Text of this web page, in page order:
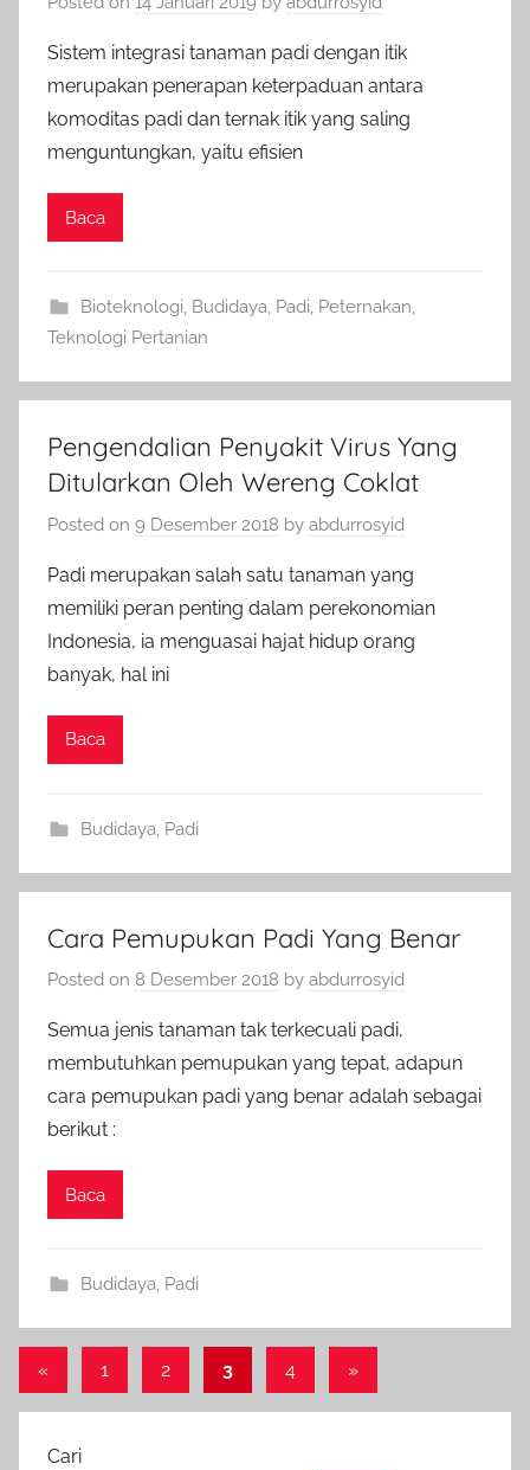
Sistem integrasi tanaman padi dengan itik
merupakan penerapan keterpaduan antara
komoditas padi dan ternak itik yang saling
menguntungkan, yaitu efisien
Baca
Bioteknologi, Budidaya, Padi, Peternakan,
Teknologi Pertanian
Pengendalian Penyakit Virus Yang
Ditularkan Oleh Wereng Coklat
Posted on 9 Desember 2018 by abdurrosyid
Padi merupakan salah satu tanaman yang
memiliki peran penting dalam perekonomian
Indonesia, ia menguasai hajat hidup orang
banyak, hal ini
Baca
Budidaya Padi
Cara Pemupukan Padi Yang Benar
Posted on 8 Desember 2018 by abdurrosyid
Semua jenis tanaman tak terkecuali padi,
membutuhkan pemupukan yang tepat, adapun
cara pemupukan padi yang benar adalah sebagai
berikut :
Baca
Budidaya, Padi
Paginasi
pos
«Previous
1 2 3 4
Next
»
Cari